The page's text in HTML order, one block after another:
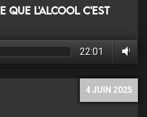
que l'alcool c'est
22:01
4 JUIN 2025